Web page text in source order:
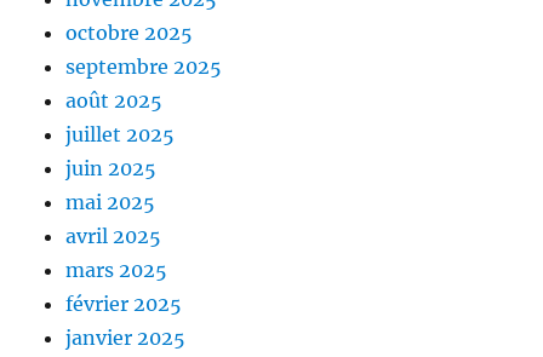
octobre 2025
septembre 2025
août 2025
juillet 2025
juin 2025
mai 2025
avril 2025
mars 2025
février 2025
janvier 2025